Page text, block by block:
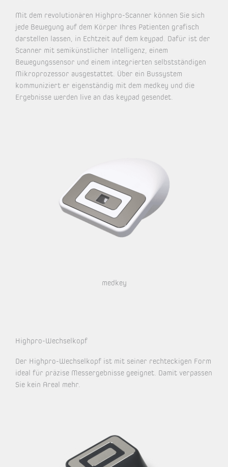
Mit dem revolutionären Highpro-Scanner können Sie sich
jede Bewegung auf dem Körper Ihres Patienten grafisch
darstellen lassen, in Echtzeit auf dem keypad. Dafür ist der
Scanner mit semikünstlicher Intelligenz, einem
Bewegungssensor und einem integrierten selbstständigen
Mikroprozessor ausgestattet. Über ein Bussystem
kommuniziert er eigenständig mit dem medkey und die
Ergebnisse werden live an das keypad gesendet.
medkey
Highpro-Wechselkopf
Der Highpro-Wechselkopf ist mit seiner rechteckigen Form
ideal für präzise Messergebnisse geeignet. Damit verpassen
Sie kein Areal mehr.